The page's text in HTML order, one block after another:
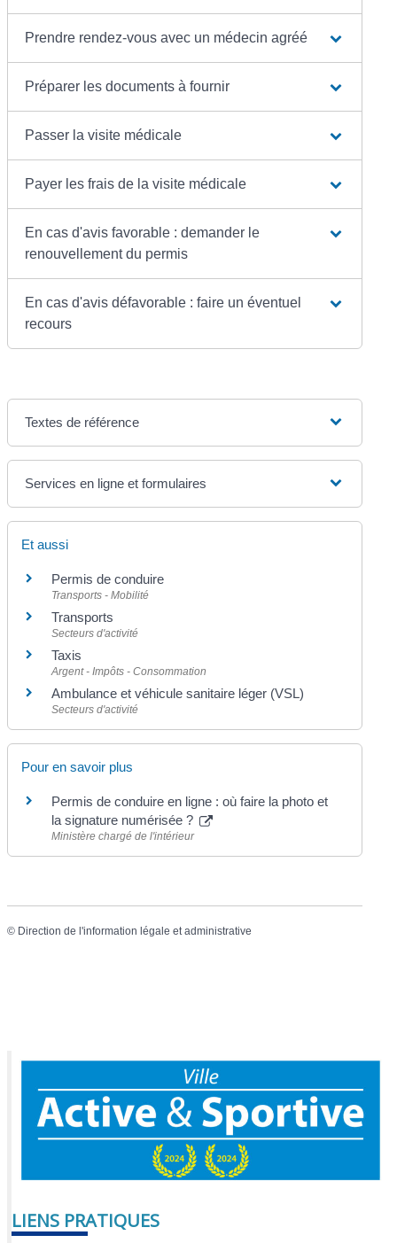
Prendre rendez-vous avec un médecin agréé
Préparer les documents à fournir
Passer la visite médicale
Payer les frais de la visite médicale
En cas d'avis favorable : demander le
renouvellement du permis
En cas d'avis défavorable : faire un éventuel
recours
Textes de référence
Services en ligne et formulaires
Et aussi
Permis de conduire
Transports - Mobilité
Transports
Secteurs d'activité
Taxis
Argent - Impôts - Consommation
Ambulance et véhicule sanitaire léger (VSL)
Secteurs d'activité
Pour en savoir plus
Permis de conduire en ligne : où faire la photo et
la signature numérisée ?
Ministère chargé de l'intérieur
© Direction de l'information légale et administrative
LIENS PRATIQUES